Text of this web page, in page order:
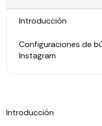
Introducción
Configuraciones de
Instagram
Introducción